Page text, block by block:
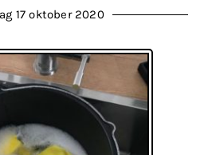
17 oktober 2020